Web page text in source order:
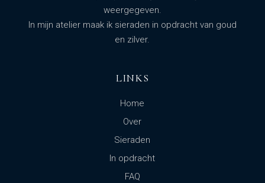
weergegeven.
In mijn atelier maak ik sieraden in opdracht van goud
en zilver.
LINKS
Home
Over
Sieraden
In opdracht
FAQ